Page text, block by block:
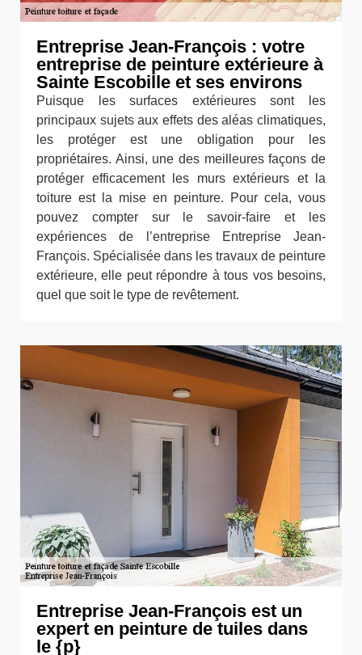
Entreprise Jean-François : votre
entreprise de peinture extérieure à
Sainte Escobille et ses environs
Puisque les surfaces extérieures sont les
principaux sujets aux effets des aléas climatiques,
les protéger est une obligation pour les
propriétaires. Ainsi, une des meilleures façons de
protéger efficacement les murs extérieurs et la
toiture est la mise en peinture. Pour cela, vous
pouvez compter sur le savoir-faire et les
expériences de l’entreprise Entreprise Jean-
François. Spécialisée dans les travaux de peinture
extérieure, elle peut répondre à tous vos besoins,
quel que soit le type de revêtement.
Entreprise Jean-François est un
expert en peinture de tuiles dans
le {p}